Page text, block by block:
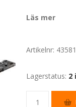
Läs mer
Artikelnr:
Lagerstatus: 2